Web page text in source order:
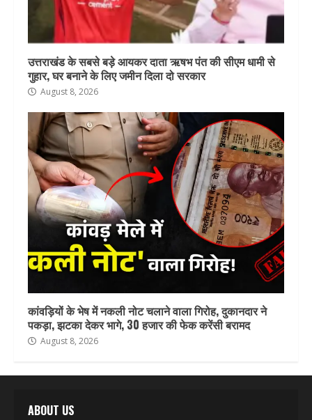
उत्तराखंड के सबसे बड़े आयकर दाता ऋषभ पंत की सीएम धामी से
गुहार, घर बनाने के लिए जमीन दिला दो सरकार
August 8, 2026
कांवड़ियों के भेष में नकली नोट चलाने वाला गिरोह, दुकानदार ने
पकड़ा, झटका देकर भागे, 30 हजार की फेक करेंसी बरामद
August 8, 2026
ABOUT US